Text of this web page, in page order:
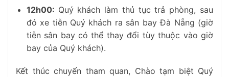
12h00: Quý khách làm thủ tục trả phòng, sau
đó xe tiễn Quý khách ra sân bay Đà Nẵng (giờ
tiễn sân bay có thể thay đổi tùy thuộc vào giờ
bay của Quý khách).
Kết thúc chuyến tham quan, Chào tạm biệt Quý